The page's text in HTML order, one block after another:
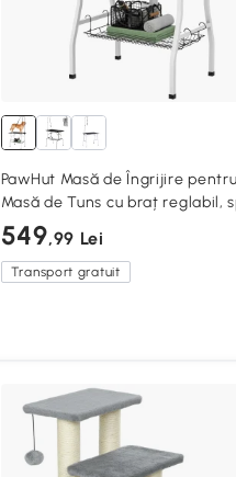
PawHut Masă de Îngrijire
Masă de Tuns cu braț reglabil,
depozitare, suprafață din
60 x 76 cm, Negru
549,99 Lei
Transport gratuit